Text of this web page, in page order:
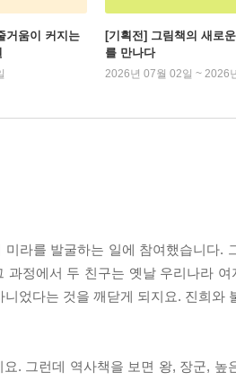
거움이 커지는
[기획전] 그림책의 새로
를 만나다
2026년 07월 02일 ~ 2026
라를 발굴하는 일에 참여했습니다.
정에서 두 친구는 옛날 우리나라
었다는 것을 깨닫게 되지요. 진희와
. 그런데 역사책을 보면 왕, 장군, 높